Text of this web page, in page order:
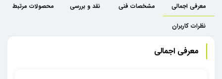
معرفی اجمالی مشخصات فنی نقد و بررسی محصولات مرتبط
نظرات کاربران
معرفی اجمالی